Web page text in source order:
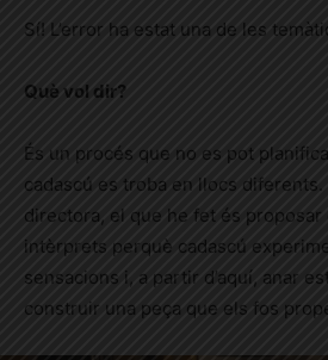
Sí! L’error ha estat una de les
Què vol dir?
És un procés que no es pot
cadascú es troba en llocs diferents.
directora, el que he fet és proposar
intèrprets perquè cadascú
sensacions i, a partir d’aquí, anar
construir una peça que els fos